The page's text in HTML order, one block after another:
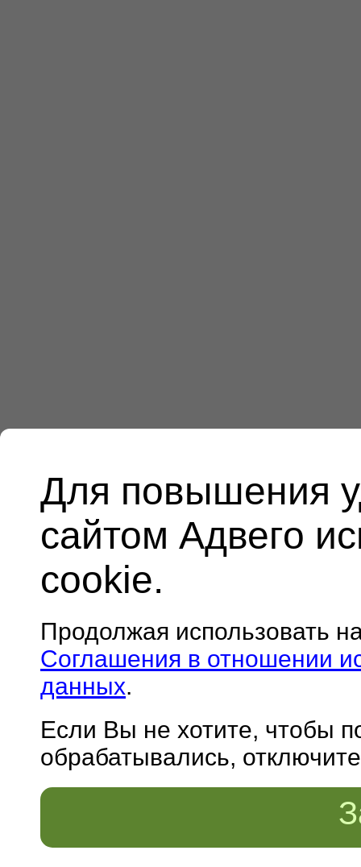
Для повышения
сайтом Адвего
cookie.
Продолжая использовать
Соглашения в отношении
данных.
Если Вы не хотите, чтобы
обрабатывались,